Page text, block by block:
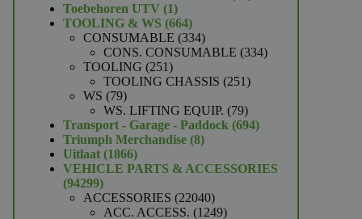
Toebehoren UTV 11
product
TOOLING & WS 664664
producten
CONSUMABLE 334334
producten
CONS. CONSUMABLE 334334
TOOLING 251251
producten
TOOLING CHASSIS 251251
WS 7979
producten
WS. LIFTING EQUIP. 7979
producten
Transport - Garage - Paddock 694694
Triumph Merchandise 88
Uitlaat 18661866
producten
VEHICLE PARTS & ACCESSORIES
9429994299
producten
ACCESSORIES 2204022040
producten
ACC. ACCESS. 12491249